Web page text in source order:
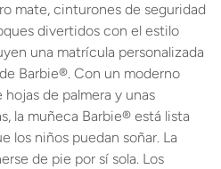
mate, cinturones de seguridad
divertidos con el estilo
una matrícula personalizada
Barbie®. Con un moderno
de palmera y unas
la muñeca Barbie® está lista
los niños puedan soñar. La
de pie por sí sola. Los